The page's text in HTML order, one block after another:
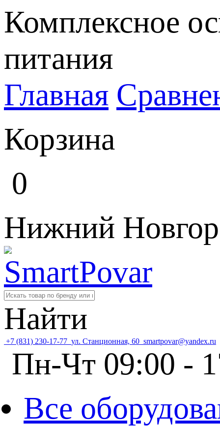
Комплексное
питания
Главная
Корзина
0
Нижний
Найти
+7 (831) 230-17-77 ул. Станционная, 60 smartpovar@yandex.ru
Пн-Чт 09:00 -
Все